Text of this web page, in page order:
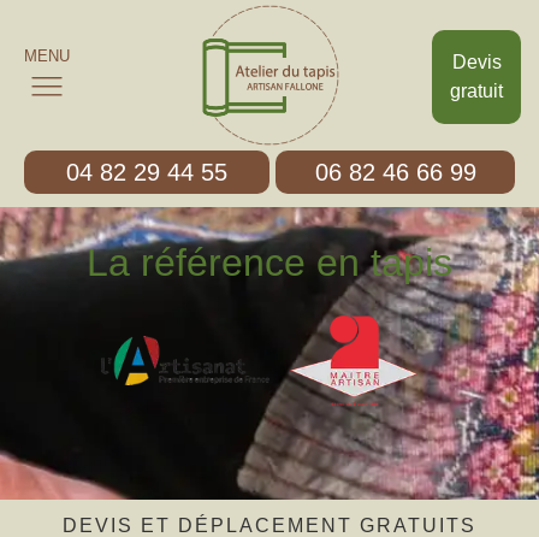
Devis
gratuit
MENU
04 82 29 44 55 06 82 46 66 99
La référence en tapis
DEVIS ET DÉPLACEMENT GRATUITS